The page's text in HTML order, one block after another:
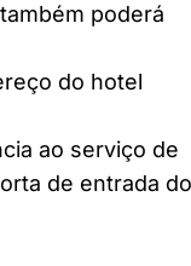
poderá
do hotel
ao serviço de
de entrada do